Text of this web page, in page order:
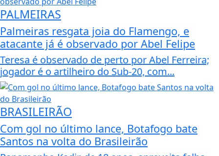
PALMEIRAS
Palmeiras resgata joia do Flamengo, e
atacante já é observado por Abel Felipe
Teresa é observado de perto por Abel Ferreira;
jogador é o artilheiro do Sub-20, com...
BRASILEIRÃO
Com gol no último lance, Botafogo bate
Santos na volta do Brasileirão